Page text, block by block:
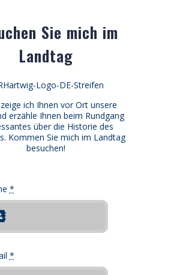
Sie mich im
Landtag
ich Ihnen vor Ort unsere
erzähle Ihnen beim Rundgang
über die Historie des
Kommen Sie mich im Landtag
besuchen!
*
*